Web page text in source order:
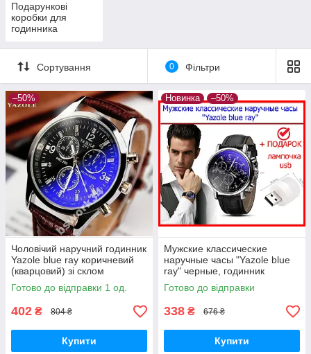
Подарункові
коробки для
годинника
Сортування 0 Фільтри
–50%
Чоловічий наручний годинник
Yazole blue ray коричневий
(кварцовий) зі склом
блакитний промінь,
класичний годинник
Готово до відправки 1 од.
402 ₴ 804 ₴
Купити
Новинка –50%
Мужские классические
наручные часы "Yazole blue
ray" черные, годинник
чоловічий класичний Yazole
кварцевий
Готово до відправки
338 ₴ 676 ₴
Купити